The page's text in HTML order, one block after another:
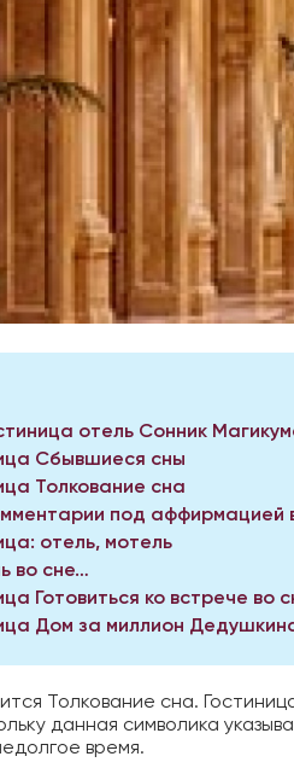
отель Сонник
Сбывшиеся сны
Толкование сна
под аффирмацией
отель, мотель
во сне…
Готовиться ко встрече во
Дом за миллион
Толкование сна.
данная символика
время.